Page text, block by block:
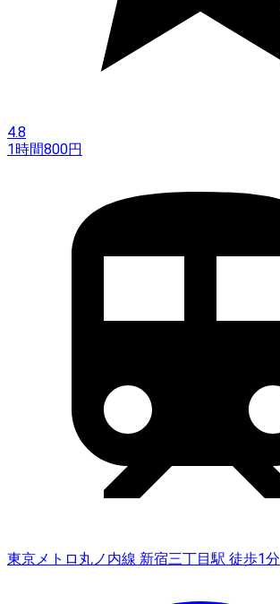
4.8
1時間800円
東京メトロ丸ノ内線 新宿三丁目駅 徒歩1分